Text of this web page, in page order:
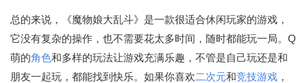
总的来说，《魔物娘大乱斗》是一款很适合休闲玩家的游戏，
它没有复杂的操作，也不需要花太多时间，随时都能玩一局。Q
萌的角色和多样的玩法让游戏充满乐趣，不管是自己玩还是和
朋友一起玩，都能找到快乐。如果你喜欢二次元和竞技游戏 ，